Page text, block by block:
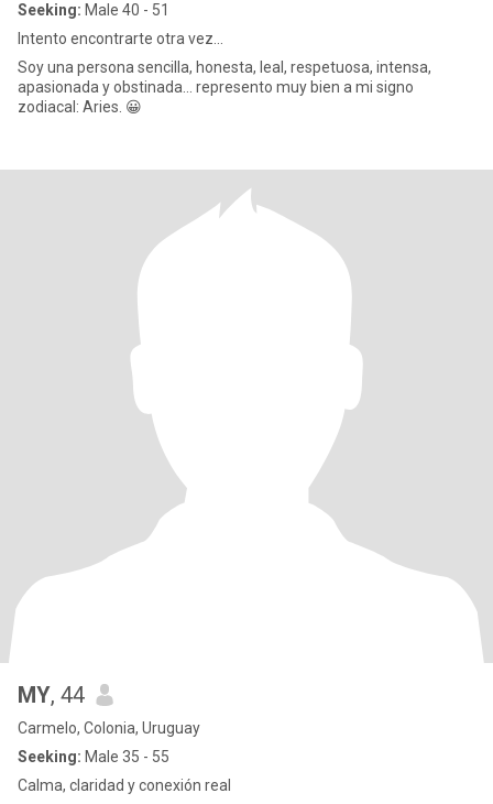
Seeking: Male 40 - 51
Intento encontrarte otra vez...
Soy una persona sencilla, honesta, leal, respetuosa, intensa,
apasionada y obstinada... represento muy bien a mi signo
zodiacal: Aries. 😀
MY, 44
Carmelo, Colonia, Uruguay
Seeking: Male 35 - 55
Calma, claridad y conexión real